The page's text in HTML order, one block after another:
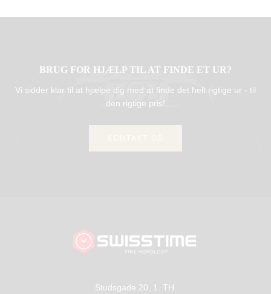
BRUG FOR HJÆLP TIL AT FINDE ET UR?
Vi sidder klar til at hjælpe dig med at finde det helt rigtige ur - til
den rigtige pris!
Studsgade 20, 1. TH.